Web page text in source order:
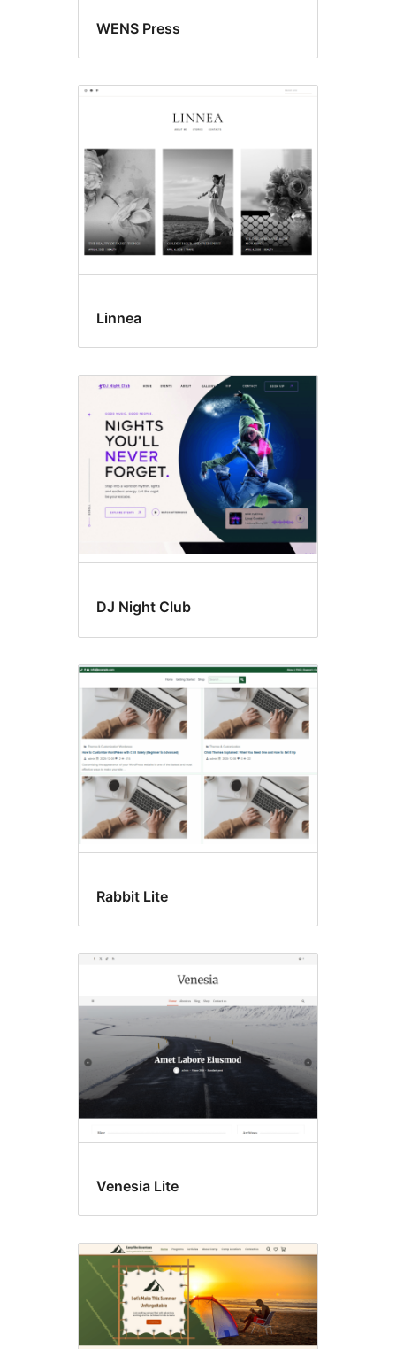
WENS Press
Linnea
DJ Night Club
Rabbit Lite
Venesia Lite